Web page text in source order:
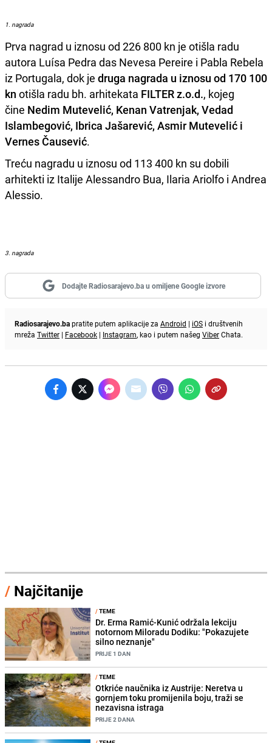
1. nagrada
Prva nagrad u iznosu od 226 800 kn je otišla radu
autora Luísa Pedra das Nevesa Pereire i Pabla Rebela
iz Portugala, dok je druga nagrada u iznosu od 170 100
kn otišla radu bh. arhitekata FILTER z.o.d., kojeg
čine Nedim Mutevelić, Kenan Vatrenjak, Vedad
Islambegović, Ibrica Jašarević, Asmir Mutevelić i
Vernes Čausević.
Treću nagradu u iznosu od 113 400 kn su dobili
arhitekti iz Italije Alessandro Bua, Ilaria Ariolfo i Andrea
Alessio.
3. nagrada
Dodajte Radiosarajevo.ba u omiljene Google izvore
Radiosarajevo.bapratite putem aplikacije za Android | iOS i društvenih
mreža Twitter | Facebook | Instagram, kao i putem našeg ViberChata.
/ Najčitanije
/TEME
Dr. Erma Ramić-Kunić održala lekciju
notornom Miloradu Dodiku: "Pokazujete
silno neznanje"
PRIJE 1 DAN
/TEME
Otkriće naučnika iz Austrije: Neretva u
gornjem toku promijenila boju, traži se
nezavisna istraga
PRIJE 2 DANA